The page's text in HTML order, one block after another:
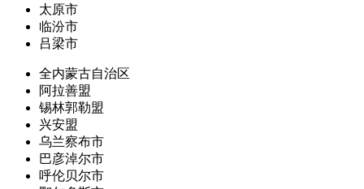
太原市
临汾市
吕梁市
全内蒙古自治区
阿拉善盟
锡林郭勒盟
兴安盟
乌兰察布市
巴彦淖尔市
呼伦贝尔市